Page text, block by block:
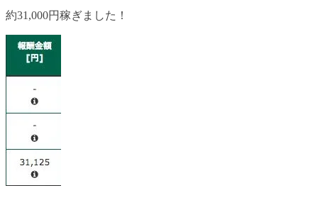
約31,000円稼ぎました！